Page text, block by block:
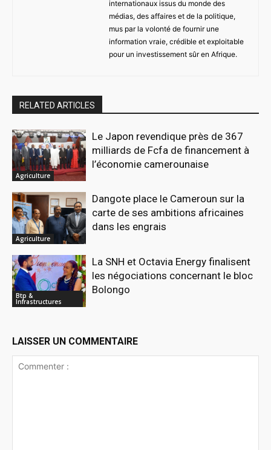
internationaux issus du monde des
médias, des affaires et de la politique,
mus par la volonté de fournir une
information vraie, crédible et exploitable
pour un investissement sûr en Afrique.
RELATED ARTICLES
Agriculture
Le Japon revendique près de 367
milliards de Fcfa de financement à
l’économie camerounaise
Agriculture
Dangote place le Cameroun sur la
carte de ses ambitions africaines
dans les engrais
Btp &
Infrastructures
La SNH et Octavia Energy finalisent
les négociations concernant le bloc
Bolongo
LAISSER UN COMMENTAIRE